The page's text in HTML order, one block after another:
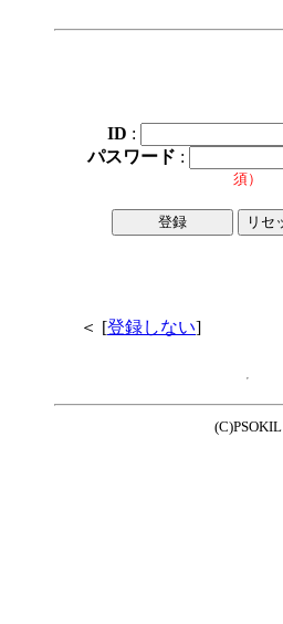
ID :
パスワード :
須）
＜ [登録しない]
(C)PSOKIL